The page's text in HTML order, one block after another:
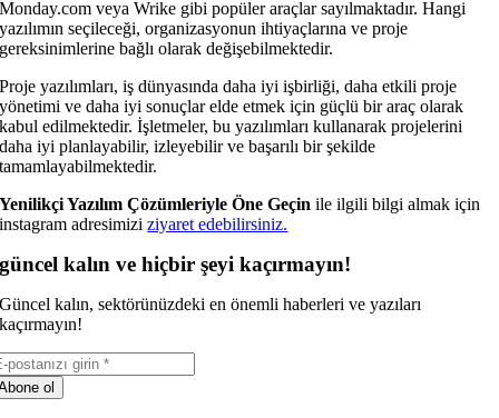
Monday.com veya Wrike gibi popüler araçlar sayılmaktadır. Hangi
yazılımın seçileceği, organizasyonun ihtiyaçlarına ve proje
gereksinimlerine bağlı olarak değişebilmektedir.
Proje yazılımları, iş dünyasında daha iyi işbirliği, daha etkili proje
yönetimi ve daha iyi sonuçlar elde etmek için güçlü bir araç olarak
kabul edilmektedir. İşletmeler, bu yazılımları kullanarak projelerini
daha iyi planlayabilir, izleyebilir ve başarılı bir şekilde
tamamlayabilmektedir.
Yenilikçi Yazılım Çözümleriyle Öne Geçinile ilgili bilgi almak için
instagram adresimiziziyaret edebilirsiniz.
güncel kalın ve hiçbir şeyi kaçırmayın!
Güncel kalın, sektörünüzdeki en önemli haberleri ve yazıları
kaçırmayın!
ol